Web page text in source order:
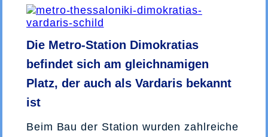
Die Metro-Station Dimokratias
befindet sich am gleichnamigen
Platz, der auch als Vardaris bekannt
ist
Beim Bau der Station wurden zahlreiche